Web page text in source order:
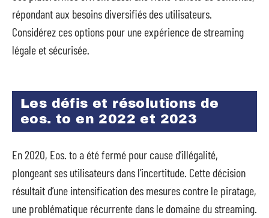
répondant aux besoins diversifiés des utilisateurs.
Considérez ces options pour une expérience de streaming
légale et sécurisée.
Les défis et résolutions de
eos. to en 2022 et 2023
En 2020, Eos. to a été fermé pour cause d’illégalité,
plongeant ses utilisateurs dans l’incertitude. Cette décision
résultait d’une intensification des mesures contre le piratage,
une problématique récurrente dans le domaine du streaming.